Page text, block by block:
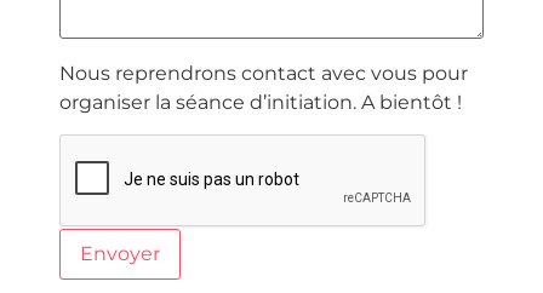
Nous reprendrons contact avec vous pour
organiser la séance d’initiation. A bientôt !